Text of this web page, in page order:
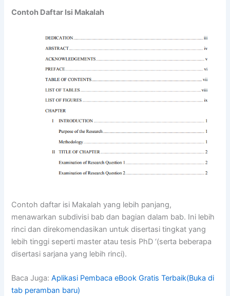
Contoh Daftar Isi Makalah
Contoh daftar isi Makalah yang lebih panjang,
menawarkan subdivisi bab dan bagian dalam bab. Ini lebih
rinci dan direkomendasikan untuk disertasi tingkat yang
lebih tinggi seperti master atau tesis PhD ‘(serta beberapa
disertasi sarjana yang lebih rinci).
Baca Juga:Aplikasi Pembaca eBook Gratis Terbaik(Buka di
tab peramban baru)